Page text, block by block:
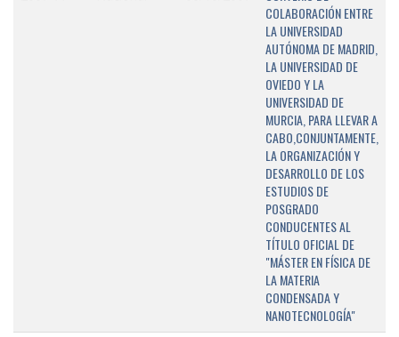
COLABORACIÓN ENTRE
LA UNIVERSIDAD
AUTÓNOMA DE MADRID,
LA UNIVERSIDAD DE
OVIEDO Y LA
UNIVERSIDAD DE
MURCIA, PARA LLEVAR A
CABO,CONJUNTAMENTE,
LA ORGANIZACIÓN Y
DESARROLLO DE LOS
ESTUDIOS DE
POSGRADO
CONDUCENTES AL
TÍTULO OFICIAL DE
"MÁSTER EN FÍSICA DE
LA MATERIA
CONDENSADA Y
NANOTECNOLOGÍA"